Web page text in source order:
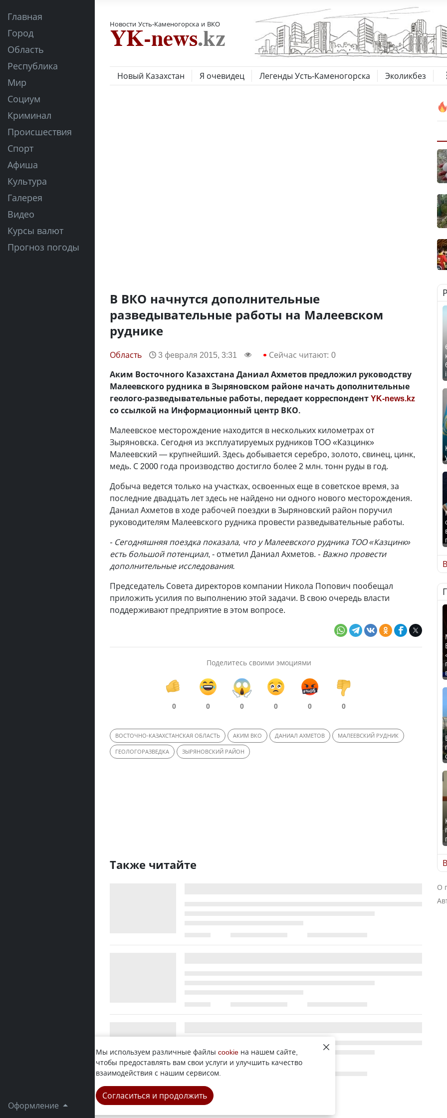
Главная
Город
Область
Республика
Мир
Социум
Криминал
Происшествия
Спорт
Афиша
Культура
Галерея
Видео
Курсы валют
Прогноз погоды
Оформление
Новости Усть-Каменогорска и ВКО
Новый Казахстан Я очевидец Легенды Усть-Каменогорска Эколикбез
В ВКО начнутся дополнительные
разведывательные работы на Малеевском
руднике
Область 3 февраля 2015, 3:31 Сейчас читают: 0
Аким Восточного Казахстана Даниал Ахметов предложил руководству
Малеевского рудника в Зыряновском районе начать дополнительные
геолого-разведывательные работы, передает корреспондентYK-news.kz
со ссылкой на Информационный центр ВКО.
Малеевское месторождение находится в нескольких километрах от
Зыряновска. Сегодня из эксплуатируемых рудников ТОО «Казцинк»
Малеевский — крупнейший. Здесь добывается серебро, золото, свинец, цинк,
медь. С 2000 года производство достигло более 2 млн. тонн руды в год.
Добыча ведется только на участках, освоенных еще в советское время, за
последние двадцать лет здесь не найдено ни одного нового месторождения.
Даниал Ахметов в ходе рабочей поездки в Зыряновский район поручил
руководителям Малеевского рудника провести разведывательные работы.
- Сегодняшняя поездка показала, что у Малеевского рудника ТОО «Казцинк»
есть большой потенциал, - отметил Даниал Ахметов. - Важно провести
дополнительные исследования.
Председатель Совета директоров компании Никола Попович пообещал
приложить усилия по выполнению этой задачи. В свою очередь власти
поддерживают предприятие в этом вопросе.
Поделитесь своими эмоциями
0 0 0 0 0 0
ВОСТОЧНО-КАЗАХСТАНСКАЯ ОБЛАСТЬ АКИМ ВКО ДАНИАЛ АХМЕТОВ МАЛЕЕВСКИЙ РУДНИК
ГЕОЛОГОРАЗВЕДКА ЗЫРЯНОВСКИЙ РАЙОН
Также читайте
О
Мы используем различные файлы cookie на нашем сайте,
чтобы предоставлять вам свои услуги и улучшить качество
взаимодействия с нашим сервисом.
Согласиться и продолжить